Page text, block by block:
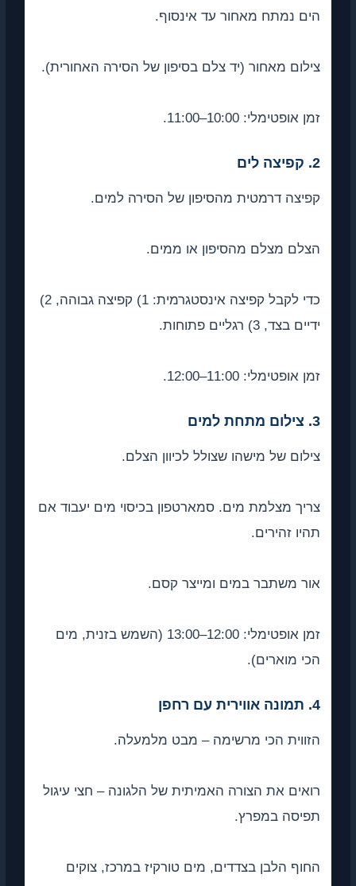
הים נמתח מאחור עד אינסוף.
צילום מאחור (יד צלם בסיפון של הסירה האחורית).
זמן אופטימלי: 10:00–11:00.
קפיצה דרמטית מהסיפון של הסירה למים.
הצלם מצלם מהסיפון או ממים.
כדי לקבל קפיצה אינסטגרמית: 1) קפיצה גבוהה, 2)
ידיים בצד, 3) רגליים פתוחות.
זמן אופטימלי: 11:00–12:00.
צילום של מישהו שצולל לכיוון הצלם.
צריך מצלמת מים. סמארטפון בכיסוי מים יעבוד אם
תהיו זהירים.
אור משתבר במים ומייצר קסם.
זמן אופטימלי: 12:00–13:00 (השמש בזנית, מים
הכי מוארים).
הזווית הכי מרשימה – מבט מלמעלה.
רואים את הצורה האמיתית של הלגונה – חצי עיגול
תפיסה במפרץ.
החוף הלבן בצדדים, מים טורקיז במרכז, צוקים